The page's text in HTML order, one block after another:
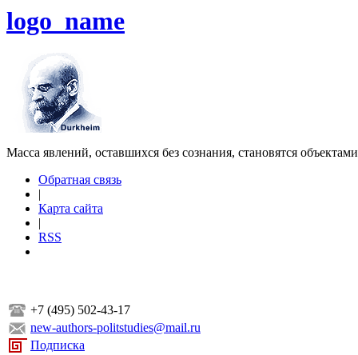
logo_name
Масса явлений, оставшихся без сознания, становятся
Обратная связь
|
Карта сайта
|
RSS
+7 (495) 502-43-17
new-authors-politstudies@mail.ru
Подписка